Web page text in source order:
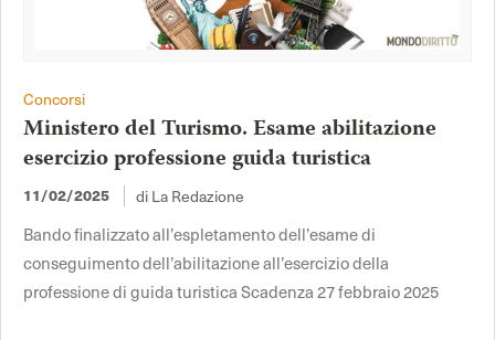
Concorsi
Ministero del Turismo. Esame abilitazione
esercizio professione guida turistica
11/02/2025 di La Redazione
Bando finalizzato all’espletamento dell’esame di
conseguimento dell’abilitazione all’esercizio della
professione di guida turistica Scadenza 27 febbraio 2025